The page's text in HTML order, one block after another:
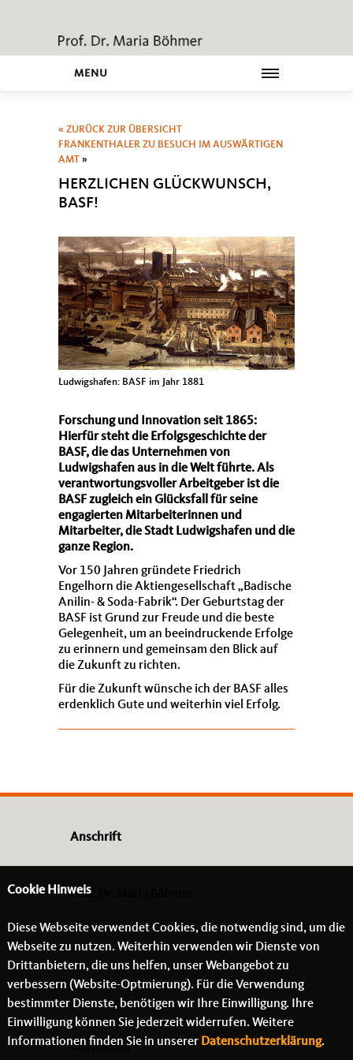
MENU
« ZURÜCK ZUR ÜBERSICHT
FRANKENTHALER ZU BESUCH IM AUSWÄRTIGEN
AMT »
HERZLICHEN GLÜCKWUNSCH,
BASF!
Ludwigshafen: BASF im Jahr 1881
Forschung und Innovation seit 1865:
Hierfür steht die Erfolgsgeschichte der
BASF, die das Unternehmen von
Ludwigshafen aus in die Welt führte. Als
verantwortungsvoller Arbeitgeber ist die
BASF zugleich ein Glücksfall für seine
engagierten Mitarbeiterinnen und
Mitarbeiter, die Stadt Ludwigshafen und die
ganze Region.
Vor 150 Jahren gründete Friedrich
Engelhorn die Aktiengesellschaft „Badische
Anilin- & Soda-Fabrik“. Der Geburtstag der
BASF ist Grund zur Freude und die beste
Gelegenheit, um an beeindruckende Erfolge
zu erinnern und gemeinsam den Blick auf
die Zukunft zu richten.
Für die Zukunft wünsche ich der BASF alles
erdenklich Gute und weiterhin viel Erfolg.
Anschrift
Prof. Dr. Maria Böhmer
- -
Links
Impressum
Cookie Hinweis
Diese Webseite verwendet Cookies, die notwendig sind, um die
Webseite zu nutzen. Weiterhin verwenden wir Dienste von
Drittanbietern, die uns helfen, unser Webangebot zu
verbessern (Website-Optmierung). Für die Verwendung
bestimmter Dienste, benötigen wir Ihre Einwilligung. Ihre
Einwilligung können Sie jederzeit widerrufen. Weitere
Informationen finden Sie in unserer Datenschutzerklärung.